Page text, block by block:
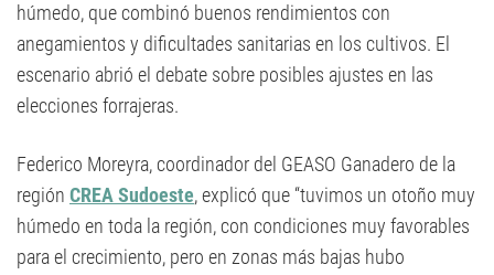
húmedo, que combinó buenos rendimientos con
anegamientos y dificultades sanitarias en los cultivos. El
escenario abrió el debate sobre posibles ajustes en las
elecciones forrajeras.
Federico Moreyra, coordinador del GEASO Ganadero de la
región CREA Sudoeste, explicó que “tuvimos un otoño muy
húmedo en toda la región, con condiciones muy favorables
para el crecimiento, pero en zonas más bajas hubo